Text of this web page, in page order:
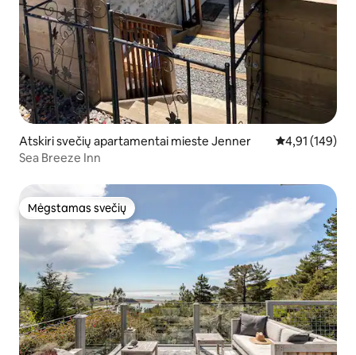
Atskiri svečių apartamentai mieste Jenner Vidutinis
4,91 (149)
Sea Breeze Inn
Mėgstamas svečių
Mėgstamas svečių